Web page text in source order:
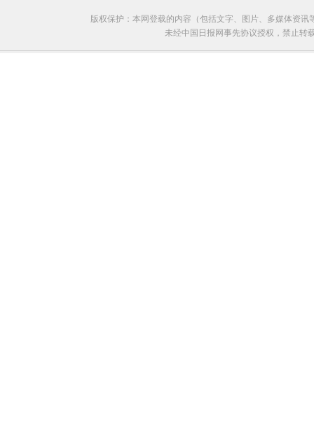
版权保护：本网登载的内容（包括文字、图片、多媒体资
未经中国日报网事先协议授权，禁止转